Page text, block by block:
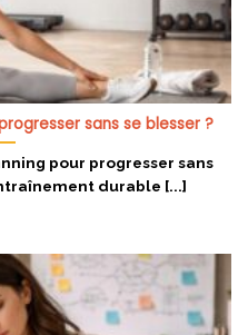
sans se blesser ?
pour progresser sans
durable [...]